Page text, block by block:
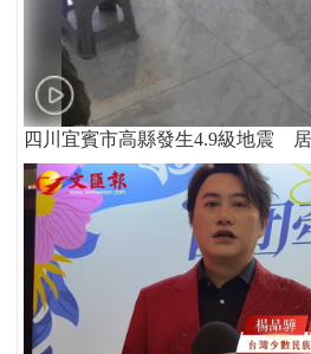
四川宜賓市高縣發生4.9級地震